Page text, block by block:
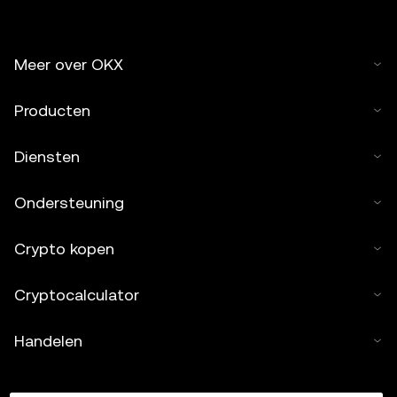
Meer over OKX
Producten
Diensten
Ondersteuning
Crypto kopen
Cryptocalculator
Handelen